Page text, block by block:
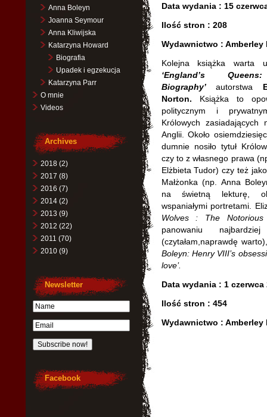
Data wydania : 15
Ilość stron : 208
Wydawnictwo : Amberley
Kolejna książka warta
‘England’s
Biography’autorstwa
Norton. Książka to
politycznym i
Królowych zasiadających
Anglii. Około
dumnie nosiło tytuł
czy to z własnego prawa
Elżbieta Tudor) czy też
Małżonka (np. Anna
na świetną lekturę,
wspaniałymi portretami.
Wolves : The Notorious
panowaniu
(czytałam,naprawdę
Boleyn: Henry VIII’s
love’.
Data wydania : 1 czerwca
Ilość stron : 454
Wydawnictwo : Amberley
Anna Boleyn
Joanna Seymour
Anna Kliwijska
Katarzyna Howard
Biografia
Upadek i egzekucja
Katarzyna Parr
O mnie
Videos
Archives
2018 (2)
2017 (8)
2016 (7)
2014 (2)
2013 (9)
2012 (22)
2011 (70)
2010 (9)
Newsletter
Facebook